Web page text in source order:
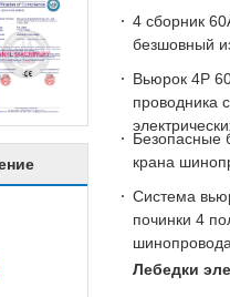
4 сборник
безшовный
Вьюрок 4P
проводника
Безопасные
крана
Система
починки 4
Лебедки